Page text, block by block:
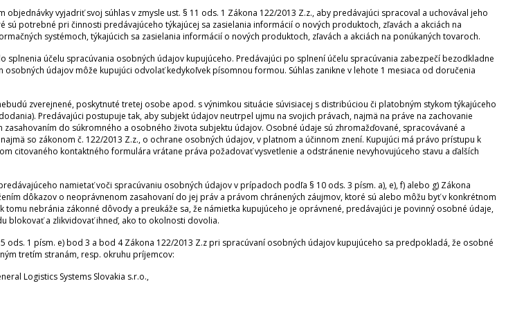
vyjadriť svoj súhlas v zmysle ust. § 11 ods. 1 Zákona 122/2013 Z.z., aby predávajúci spracoval a uchovával jeho
sú potrebné pri činnosti predávajúceho týkajúcej sa zasielania informácií o nových produktoch, zľavách a akciách na
systémoch, týkajúcich sa zasielania informácií o nových produktoch, zľavách a akciách na ponúkaných tovaroch.
účelu spracúvania osobných údajov kupujúceho. Predávajúci po splnení účelu spracúvania zabezpečí bezodkladne
údajov môže kupujúci odvolať kedykoľvek písomnou formou. Súhlas zanikne v lehote 1 mesiaca od doručenia
zverejnené, poskytnuté tretej osobe apod. s výnimkou situácie súvisiacej s distribúciou či platobným stykom týkajúceho
Predávajúci postupuje tak, aby subjekt údajov neutrpel ujmu na svojich právach, najmä na práve na zachovanie
do súkromného a osobného života subjektu údajov. Osobné údaje sú zhromažďované, spracovávané a
so zákonom č. 122/2013 Z.z., o ochrane osobných údajov, v platnom a účinnom znení. Kupujúci má právo prístupu k
citovaného kontaktného formulára vrátane práva požadovať vysvetlenie a odstránenie nevyhovujúceho stavu a ďalších
namietať voči spracúvaniu osobných údajov v prípadoch podľa § 10 ods. 3 písm. a), e), f) alebo g) Zákona
dôkazov o neoprávnenom zasahovaní do jej práv a právom chránených záujmov, ktoré sú alebo môžu byť v konkrétnom
nebránia zákonné dôvody a preukáže sa, že námietka kupujúceho je oprávnené, predávajúci je povinný osobné údaje,
blokovať a zlikvidovať ihneď, ako to okolnosti dovolia.
ods. 1 písm. e) bod 3 a bod 4 Zákona 122/2013 Z.z pri spracúvaní osobných údajov kupujúceho sa predpokladá, že osobné
tretím stranám, resp. okruhu príjemcov:
Logistics Systems Slovakia s.r.o.,